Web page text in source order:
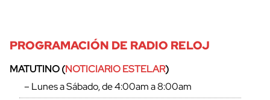
PROGRAMACIÓN DE RADIO RELOJ
MATUTINO (NOTICIARIO ESTELAR)
– Lunes a Sábado, de 4:00am a 8:00am